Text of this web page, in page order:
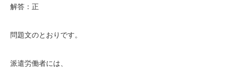
解答：正
問題文のとおりです。
派遣労働者には、